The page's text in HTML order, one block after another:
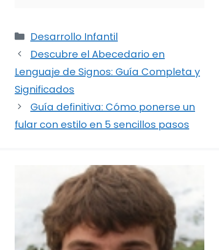
Categorías
Desarrollo Infantil
Descubre el Abecedario en
Lenguaje de Signos: Guía Completa y
Significados
Guía definitiva: Cómo ponerse un
fular con estilo en 5 sencillos pasos